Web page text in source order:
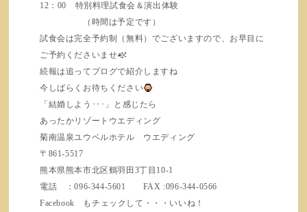
12：00 特別料理試食会＆演出体験
（時間は予定です）
試食会は完全予約制（無料）でございますので、お早目に
ご予約くださいませ
続報は追ってブログで紹介しますね
今しばらくお待ちください
「結婚しよう･･･」と感じたら
あったかリゾートウエディング
菊南温泉ユウベルホテル ウエディング
〒861-5517
熊本県熊本市北区鶴羽田3丁目10-1
電話 ：096-344-5601 FAX :096-344-0566
Facebook もチェックして・・・いいね！